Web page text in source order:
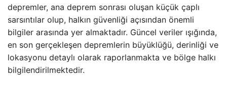
depremler, ana deprem sonrası oluşan küçük çaplı
sarsıntılar olup, halkın güvenliği açısından önemli
bilgiler arasında yer almaktadır. Güncel veriler ışığında,
en son gerçekleşen depremlerin büyüklüğü, derinliği ve
lokasyonu detaylı olarak raporlanmakta ve bölge halkı
bilgilendirilmektedir.